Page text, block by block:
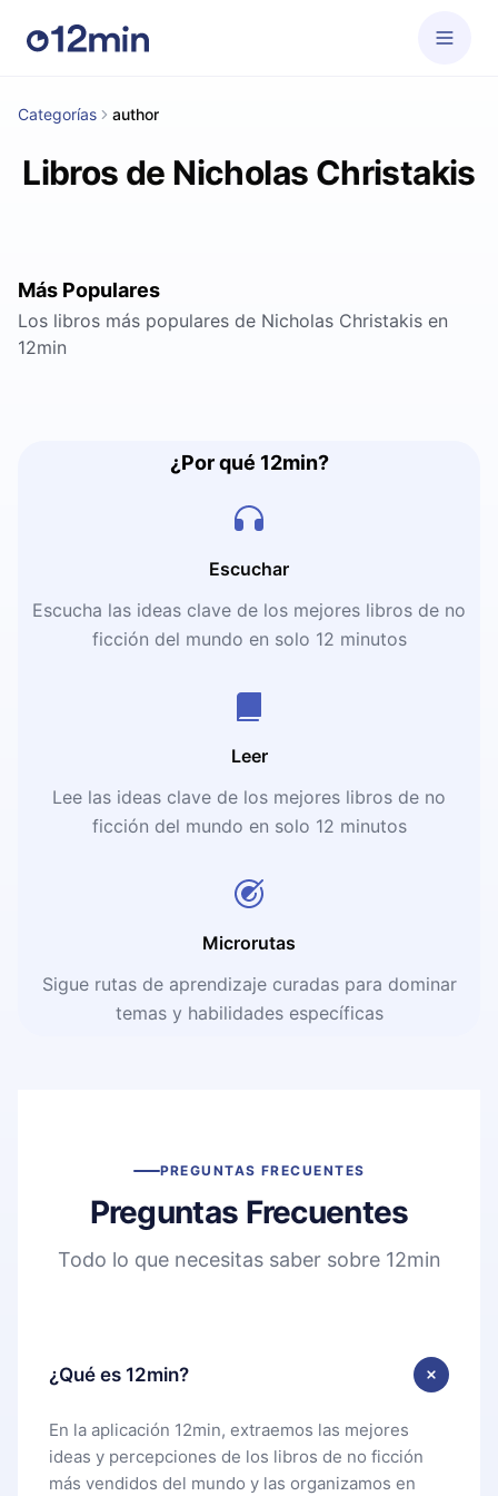
Categorías author
Libros de Nicholas Christakis
Más Populares
Los libros más populares de Nicholas Christakis en
12min
¿Por qué 12min?
Escuchar
Escucha las ideas clave de los mejores libros de no
ficción del mundo en solo 12 minutos
Leer
Lee las ideas clave de los mejores libros de no
ficción del mundo en solo 12 minutos
Microrutas
Sigue rutas de aprendizaje curadas para dominar
temas y habilidades específicas
PREGUNTAS FRECUENTES
Preguntas Frecuentes
Todo lo que necesitas saber sobre 12min
¿Qué es 12min?
En la aplicación 12min, extraemos las mejores
ideas y percepciones de los libros de no ficción
más vendidos del mundo y las organizamos en